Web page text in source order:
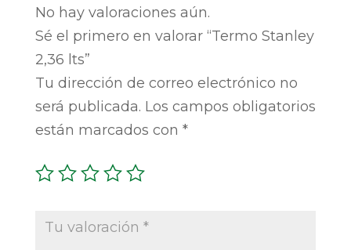
No hay valoraciones aún.
Sé el primero en valorar “Termo Stanley
2,36 lts”
Tu dirección de correo electrónico no
será publicada. Los campos obligatorios
están marcados con *